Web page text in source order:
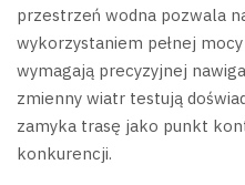
przestrzeń wodna pozwala
wykorzystaniem pełnej
wymagają precyzyjnej
zmienny wiatr testują
zamyka trasę jako punkt
konkurencji.